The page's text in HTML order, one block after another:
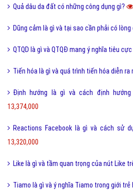
Quả dâu da đất có những công dụng gì?
Dũng cảm là gì và tại sao cần phải có lòng
QTQD là gì và QTQĐ mang ý nghĩa tiêu
Tiến hóa là gì và quá trình tiến hóa diễn ra
Định hướng là gì và cách định hướng
13,374,000
Reactions Facebook là gì và cách sử
13,320,000
Like là gì và tầm quan trọng của nút Like
Tiamo là gì và ý nghĩa Tiamo trong giới trẻ